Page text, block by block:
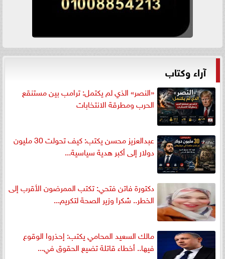
آراء وكتاب
«النصر» الذي لم يكتمل: ترامب بين مستنقع
الحرب ومطرقة الانتخابات
عبدالعزيز محسن يكتب: كيف تحولت 30 مليون
دولار إلى أكبر هدية سياسية...
دكتورة فاتن فتحي: تكتب الممرضون الأقرب إلى
الخطر.. شكرا وزير الصحة لتكريم...
مالك السعيد المحامي يكتب: إحذروا الوقوع
فيها.. أخطاء قاتلة تضيع الحقوق في...